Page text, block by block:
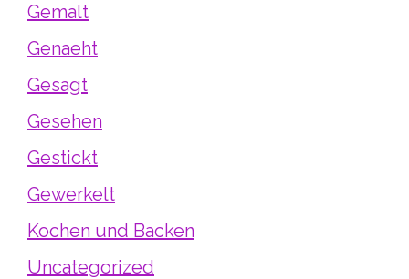
Gemalt
Genaeht
Gesagt
Gesehen
Gestickt
Gewerkelt
Kochen und Backen
Uncategorized